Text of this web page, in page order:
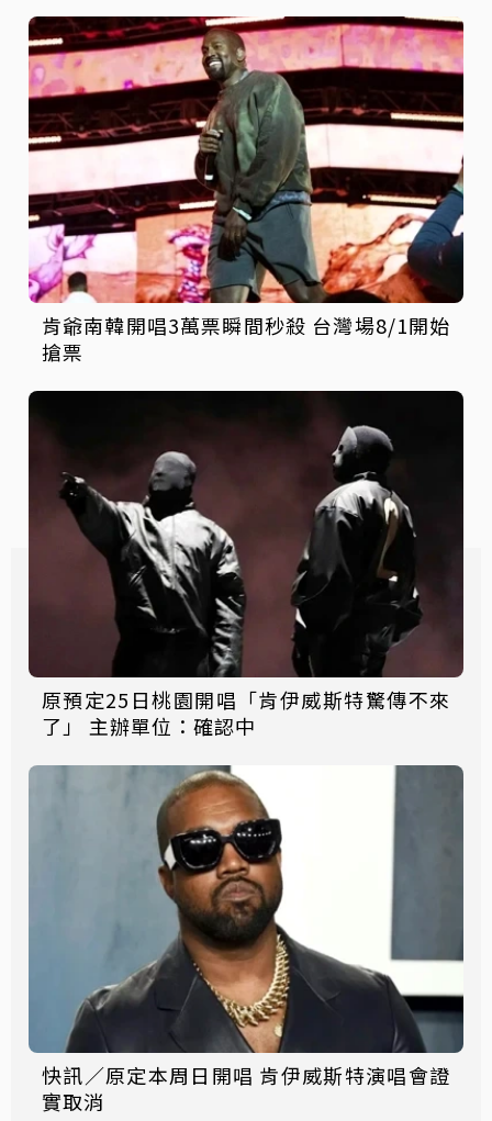
肯爺南韓開唱3萬票瞬間秒殺 台灣場8/1開始
搶票
原預定25日桃園開唱「肯伊威斯特驚傳不來
了」 主辦單位：確認中
快訊／原定本周日開唱 肯伊威斯特演唱會證
實取消